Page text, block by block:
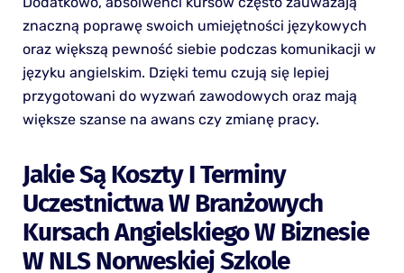
znaczną poprawę swoich umiejętności językowych
oraz większą pewność siebie podczas komunikacji w
języku angielskim. Dzięki temu czują się lepiej
przygotowani do wyzwań zawodowych oraz mają
większe szanse na awans czy zmianę pracy.
Jakie Są Koszty I Terminy
Uczestnictwa W Branżowych
Kursach Angielskiego W Biznesie
W NLS Norweskiej Szkole